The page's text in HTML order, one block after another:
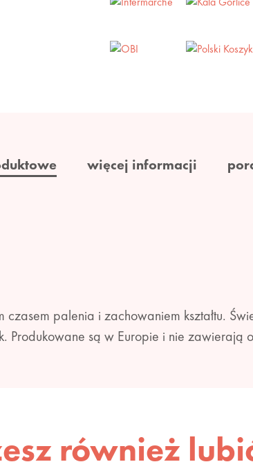
więcej informacji
palenia i zachowaniem kształtu.
Produkowane są w Europie i nie zawierają
również